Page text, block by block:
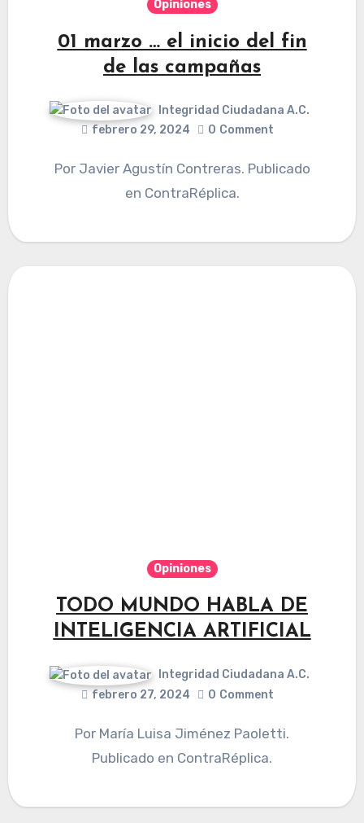
Opiniones
01 marzo … el inicio del fin
de las campañas
Integridad Ciudadana A.C.
febrero 29, 2024
0 Comment
Por Javier Agustín Contreras. Publicado
en ContraRéplica.
Opiniones
TODO MUNDO HABLA DE
INTELIGENCIA ARTIFICIAL
Integridad Ciudadana A.C.
febrero 27, 2024
0 Comment
Por María Luisa Jiménez Paoletti.
Publicado en ContraRéplica.